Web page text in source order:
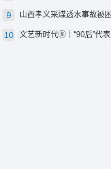
山西孝义采煤透水事故被
文艺新时代⑧｜“90后”代表周冬雨：演员心